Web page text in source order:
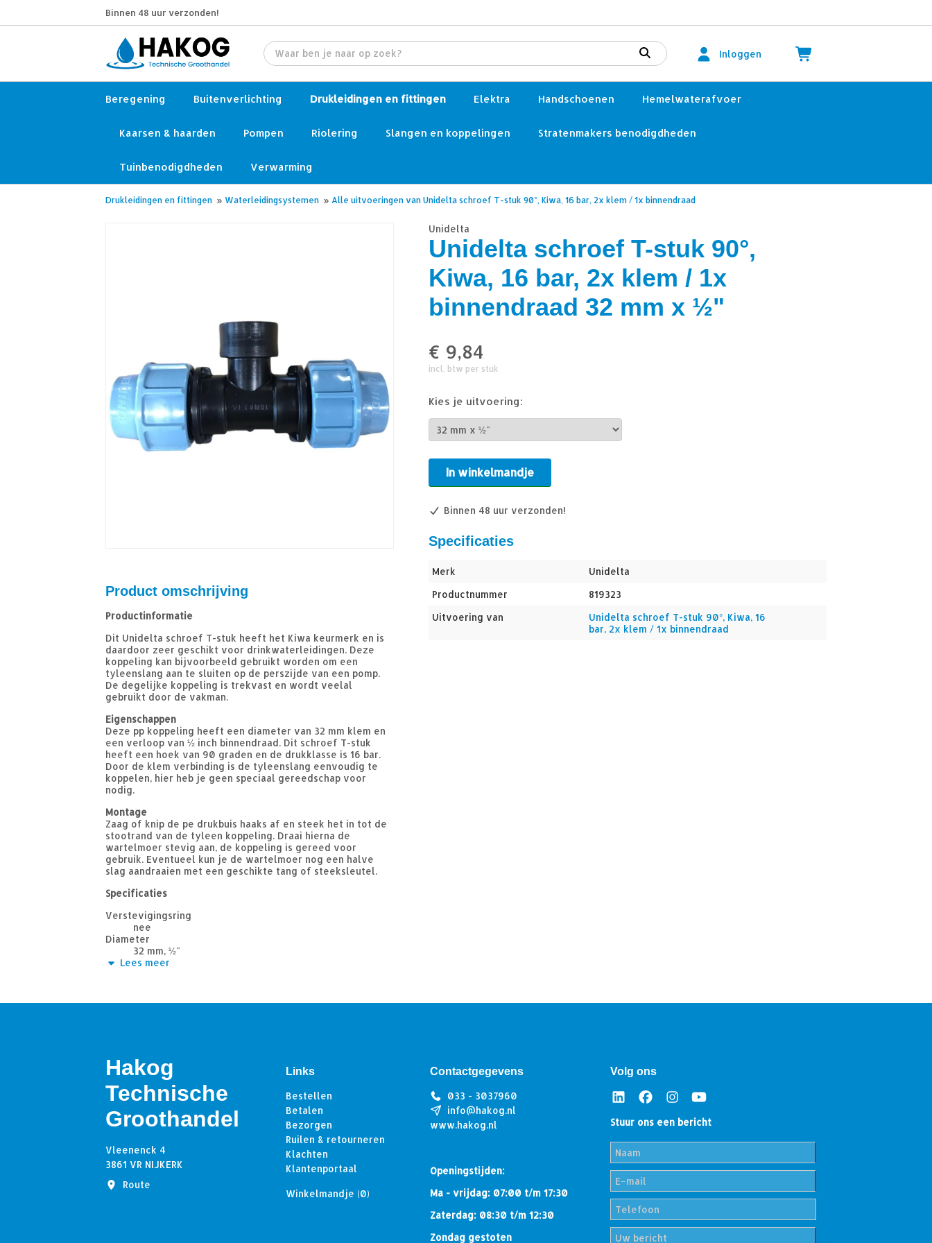
Binnen 48 uur verzonden!
Inloggen
Beregening Buitenverlichting Drukleidingen en fittingen Elektra Handschoenen Hemelwaterafvoer
Kaarsen & haarden Pompen Riolering Slangen en koppelingen Stratenmakers benodigdheden
Tuinbenodigdheden Verwarming
Drukleidingen en fittingen » Waterleidingsystemen » Alle uitvoeringen van Unidelta schroef T-stuk 90°, Kiwa, 16 bar, 2x klem / 1x binnendraad
Product omschrijving
Productinformatie
Dit Unidelta schroef T-stuk heeft het Kiwa keurmerk en is
daardoor zeer geschikt voor drinkwaterleidingen. Deze
koppeling kan bijvoorbeeld gebruikt worden om een
tyleenslang aan te sluiten op de perszijde van een pomp.
De degelijke koppeling is trekvast en wordt veelal
gebruikt door de vakman.
Eigenschappen
Deze pp koppeling heeft een diameter van 32 mm klem en
een verloop van ½ inch binnendraad. Dit schroef T-stuk
heeft een hoek van 90 graden en de drukklasse is 16 bar.
Door de klem verbinding is de tyleenslang eenvoudig te
koppelen, hier heb je geen speciaal gereedschap voor
nodig.
Montage
Zaag of knip de pe drukbuis haaks af en steek het in tot de
stootrand van de tyleen koppeling. Draai hierna de
wartelmoer stevig aan, de koppeling is gereed voor
gebruik. Eventueel kun je de wartelmoer nog een halve
slag aandraaien met een geschikte tang of steeksleutel.
Specificaties
Verstevigingsring
nee
Diameter
32 mm, ½"
Keurmerk
Lees meer
Unidelta
Unidelta schroef T-stuk 90°,
Kiwa, 16 bar, 2x klem / 1x
binnendraad 32 mm x ½"
€ 9,84
incl. btw per stuk
Kies je uitvoering:
In winkelmandje
Binnen 48 uur verzonden!
Specificaties
Merk
Unidelta
Productnummer
819323
Uitvoering van
Unidelta schroef T-stuk 90°, Kiwa, 16
bar, 2x klem / 1x binnendraad
Hakog
Technische
Groothandel
Vleenenck 4
3861 VR NIJKERK
Route
Links
Bestellen
Betalen
Bezorgen
Ruilen & retourneren
Klachten
Klantenportaal
Winkelmandje (0)
Contactgegevens
033 - 3037960
info@hakog.nl
www.hakog.nl
Openingstijden:
Ma - vrijdag: 07:00 t/m 17:30
Zaterdag: 08:30 t/m 12:30
Zondag gestoten
Volg ons
Stuur ons een bericht